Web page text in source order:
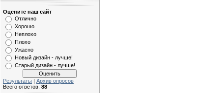
Оцените наш сайт
Отлично
Хорошо
Неплохо
Плохо
Ужасно
Новый дизайн - лучше!
Старый дизайн - лучше!
Результаты | Архив опросов
Всего ответов: 88